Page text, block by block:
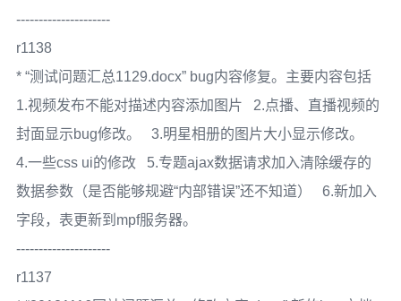
---------------------
r1138
* “测试问题汇总1129.docx” bug内容修复。主要内容包括
1.视频发布不能对描述内容添加图片 2.点播、直播视频的
封面显示bug修改。 3.明星相册的图片大小显示修改。
4.一些css ui的修改 5.专题ajax数据请求加入清除缓存的
数据参数（是否能够规避“内部错误”还不知道） 6.新加入
字段，表更新到mpf服务器。
---------------------
r1137